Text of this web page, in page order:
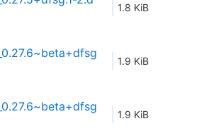
1.8 KiB
1.9 KiB
1.9 KiB